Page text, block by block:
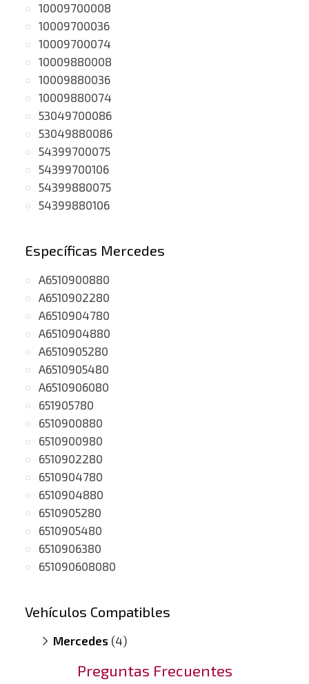
10009700008
10009700036
10009700074
10009880008
10009880036
10009880074
53049700086
53049880086
54399700075
54399700106
54399880075
54399880106
Específicas Mercedes
A6510900880
A6510902280
A6510904780
A6510904880
A6510905280
A6510905480
A6510906080
651905780
6510900880
6510900980
6510902280
6510904780
6510904880
6510905280
6510905480
6510906380
651090608080
Vehículos Compatibles
Mercedes (4)
Sprinter 216 CDI (motor A651)
Preguntas Frecuentes